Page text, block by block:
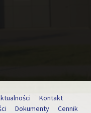
Kontakt
Dokumenty Cennik